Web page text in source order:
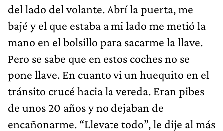
del lado del volante. Abrí la puerta, me
bajé y el que estaba a mi lado me metió la
mano en el bolsillo para sacarme la llave.
Pero se sabe que en estos coches no se
pone llave. En cuanto vi un huequito en el
tránsito crucé hacia la vereda. Eran pibes
de unos 20 años y no dejaban de
encañonarme. “Llevate todo”, le dije al más